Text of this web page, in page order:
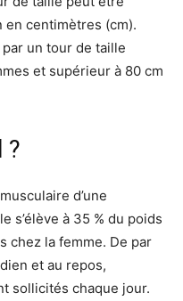
en centimètres (cm).
par un tour de taille
et supérieur à 80 cm
?
d’une
s’élève à 35 % du poids
chez la femme. De par
et au repos,
sollicités chaque jour.